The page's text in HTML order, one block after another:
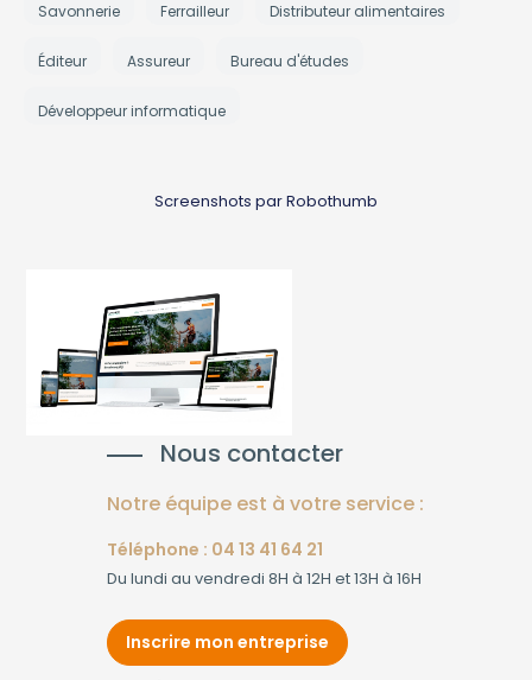
Savonnerie Ferrailleur Distributeur alimentaires
Éditeur Assureur Bureau d'études
Développeur informatique
Screenshots par Robothumb
Nous contacter
Notre équipe est à votre service :
Téléphone : 04 13 41 64 21
Du lundi au vendredi 8H à 12H et 13H à 16H
Inscrire mon entreprise